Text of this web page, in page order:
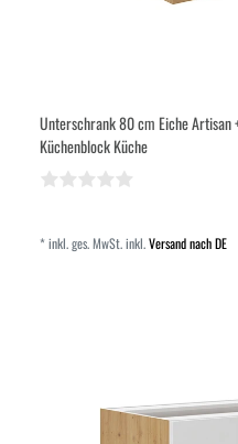
Unterschrank 80 cm Eiche Artisan
Küchenblock Küche
*inkl. ges. MwSt.inkl.Versand nach DE